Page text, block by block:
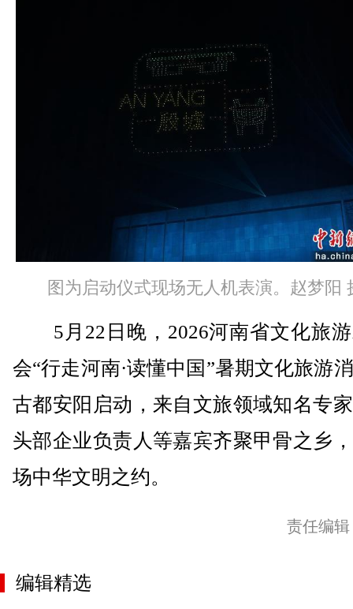
图为启动仪式现场无人机表演。赵梦阳
5月22日晚，2026河南省文化旅游
会“行走河南·读懂中国”暑期文化旅游
古都安阳启动，来自文旅领域知名专
头部企业负责人等嘉宾齐聚甲骨之乡
场中华文明之约。
责任编
编辑精选